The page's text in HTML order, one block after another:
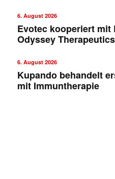
6. August 2026
Evotec kooperiert mit
Odyssey Therapeutics
6. August 2026
Kupando behandelt
mit Immuntherapie